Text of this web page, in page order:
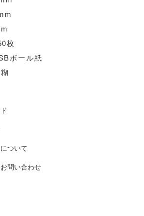
枚
ボール紙
ついて
問い合わせ